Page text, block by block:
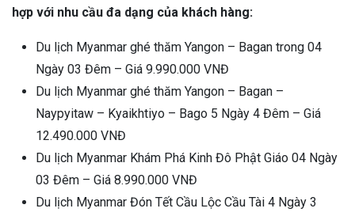
hợp với nhu cầu đa dạng của khách hàng:
Du lịch Myanmar ghé thăm Yangon – Bagan trong 04
Ngày 03 Đêm – Giá 9.990.000 VNĐ
Du lịch Myanmar ghé thăm Yangon – Bagan –
Naypyitaw – Kyaikhtiyo – Bago 5 Ngày 4 Đêm – Giá
12.490.000 VNĐ
Du lịch Myanmar Khám Phá Kinh Đô Phật Giáo 04 Ngày
03 Đêm – Giá 8.990.000 VNĐ
Du lịch Myanmar Đón Tết Cầu Lộc Cầu Tài 4 Ngày 3